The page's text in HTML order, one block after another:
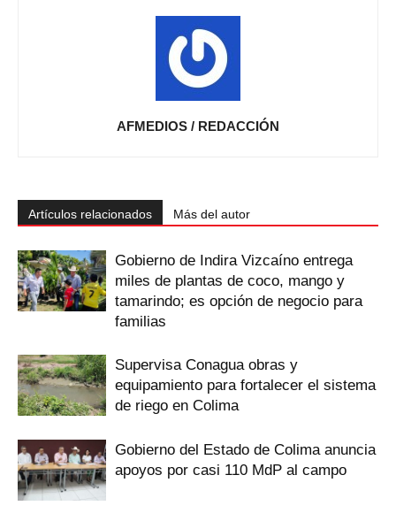
AFMEDIOS / REDACCIÓN
Artículos relacionados Más del autor
Gobierno de Indira Vizcaíno entrega
miles de plantas de coco, mango y
tamarindo; es opción de negocio para
familias
Supervisa Conagua obras y
equipamiento para fortalecer el sistema
de riego en Colima
Gobierno del Estado de Colima anuncia
apoyos por casi 110 MdP al campo